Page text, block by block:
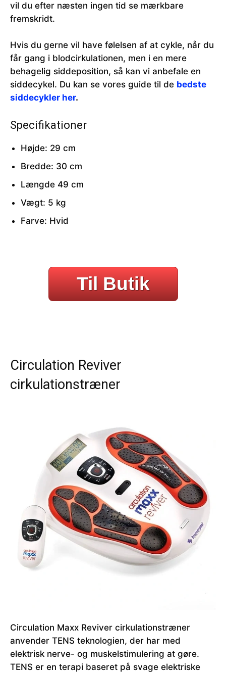
vil du efter næsten ingen tid se mærkbare
fremskridt.
Hvis du gerne vil have følelsen af at cykle, når du
får gang i blodcirkulationen, men i en mere
behagelig siddeposition, så kan vi anbefale en
siddecykel. Du kan se vores guide til de bedste
siddecykler her.
Specifikationer
Højde: 29 cm
Bredde: 30 cm
Længde 49 cm
Vægt: 5 kg
Farve: Hvid
Til Butik
Circulation Reviver
cirkulationstræner
Circulation Maxx Reviver cirkulationstræner
anvender TENS teknologien, der har med
elektrisk nerve- og muskelstimulering at gøre.
TENS er en terapi baseret på svage elektriske